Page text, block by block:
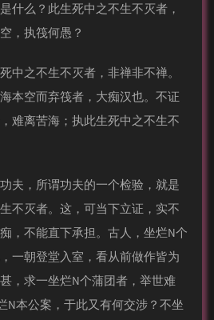
什么？此生死中之不生不灭者，
，执筏何愚？
中之不生不灭者，非禅非不禅。
本空而弃筏者，大痴汉也。不证
难离苦海；执此生死中之不生不
夫，所谓功夫的一个检验，就是
不灭者。这，可当下立证，实不
，不能直下承担。古人，坐烂N个
一朝登堂入室，看从前做作皆为
，求一坐烂N个蒲团者，举世难
N本公案，于此又有何交涉？不坐